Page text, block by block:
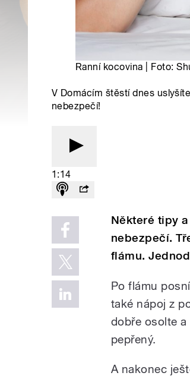
Ranní kocovina | Foto:
V Domácím štěstí dnes
nebezpečí!
1:14
Některé tipy
nebezpečí.
flámu.
Po flámu
také nápoj z
dobře osolte
pepřený.
A nakonec